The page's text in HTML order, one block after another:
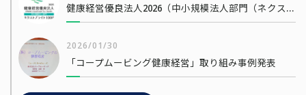
健康経営優良法人2026（中小規模法人部門（ネクストブライト1000））
2026/01/30
「コープムービング健康経営」取り組み事例発表